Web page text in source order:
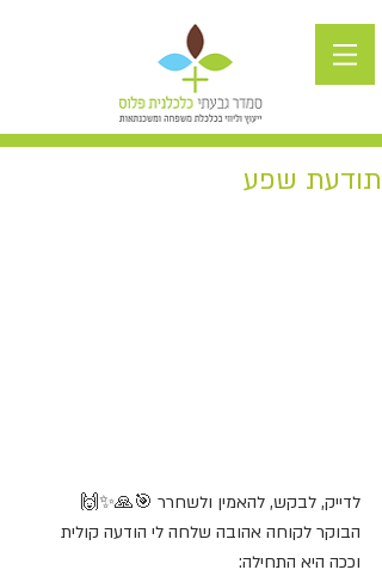
תודעת שפע
לדייק, לבקש, להאמין ולשחרר 🎯🙏✨🙌
הבוקר לקוחה אהובה שלחה לי הודעה קולית
וככה היא התחילה: